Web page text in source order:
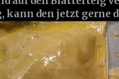
kann den jetzt gerne